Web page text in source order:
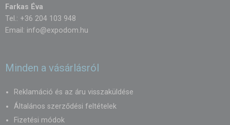
Farkas Éva
Tel.: +36 204 103 948
Email: info@expodom.hu
Minden a vásárlásról
Reklamáció és az áru visszaküldése
Általános szerződési feltételek
Fizetési módok